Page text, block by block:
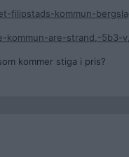
filipstads-kommun-
are-strand,-5b3-
kommer stiga i pris?